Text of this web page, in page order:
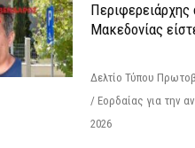
Περιφερειάρχης
Μακεδονίας
Δελτίο Τύπου
/ Εορδαίας για την
2026